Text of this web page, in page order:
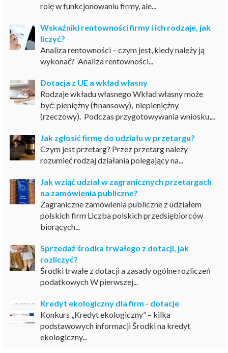
rolę w funkcjonowaniu firmy, ale...
Wskaźniki rentowności firmy i ich rodzaje, jak
liczyć?
Analiza rentowności – czym jest, kiedy należy ją
wykonać? Analiza rentowności...
Dotacja z UE a wkład własny
Rodzaje wkładu własnego Wkład własny może
być: pieniężny (finansowy), niepieniężny
(rzeczowy). Podczas przygotowywania wniosku,...
Jak zgłosić firmę do udziału w przetargu?
Czym jest przetarg? Przez przetarg należy
rozumieć rodzaj działania polegający na...
Jak wziąć udział w zagranicznych przetargach
na zamówienia publiczne?
Zagraniczne zamówienia publiczne z udziałem
polskich firm Liczba polskich przedsiębiorców
biorących...
Sprzedaż środka trwałego z dotacji, jak
rozliczyć?
Środki trwałe z dotacji a zasady ogólne rozliczeń
podatkowych W pierwszej...
Kredyt ekologiczny dla firm - dotacje
Konkurs „Kredyt ekologiczny” – kilka
podstawowych informacji Środki na kredyt
ekologiczny...